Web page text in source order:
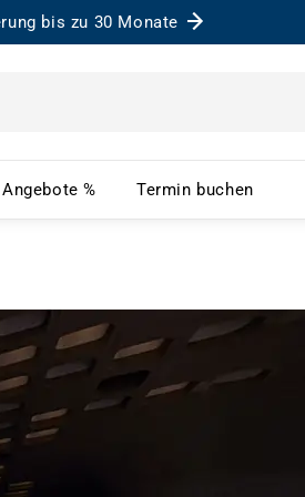
bis zu 30 Monate
öffnen
– Menü öffnen
Angebote % % Angebote % – Menü
Termin buchen